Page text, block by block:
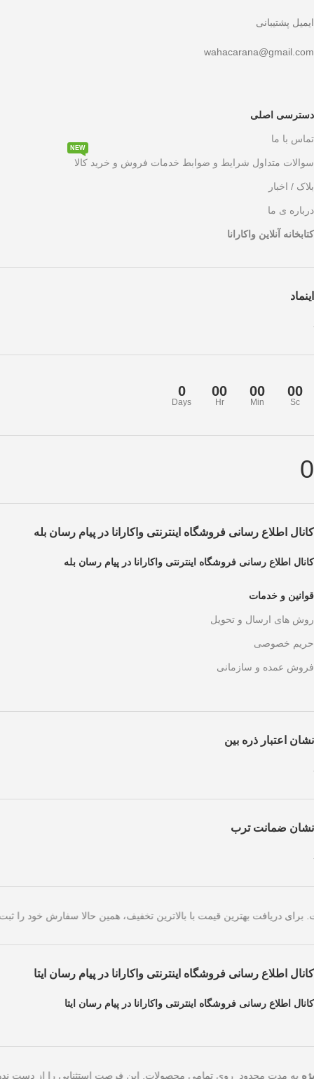
ایمیل پشتیبانی
wahacarana@gmail.com
دسترسی اصلی
تماس با ما
سوالات متداول شرایط و ضوابط خدمات فروش و خرید کالا
NEW
بلاک / اخبار
درباره ی ما
کتابخانه آنلاین واکارانا
اینماد
0
Days
00
Hr
00
Min
00
Sc
0
کانال اطلاع رسانی فروشگاه اینترنتی واکارانا در پیام رسان بله
کانال اطلاع رسانی فروشگاه اینترنتی واکارانا در پیام رسان بله
قوانین و خدمات
روش های ارسال و تحویل
حریم خصوصی
فروش عمده و سازمانی
نشان اعتبار ذره بین
نشان ضمانت ترب
امروز است. برای دریافت بهترین قیمت با بالاترین تخفیف، همین حالا
کانال اطلاع رسانی فروشگاه اینترنتی واکارانا در پیام رسان ایتا
کانال اطلاع رسانی فروشگاه اینترنتی واکارانا در پیام رسان ایتا
به مدت محدود روی تمامی محصولات. این فرصت استثنایی را